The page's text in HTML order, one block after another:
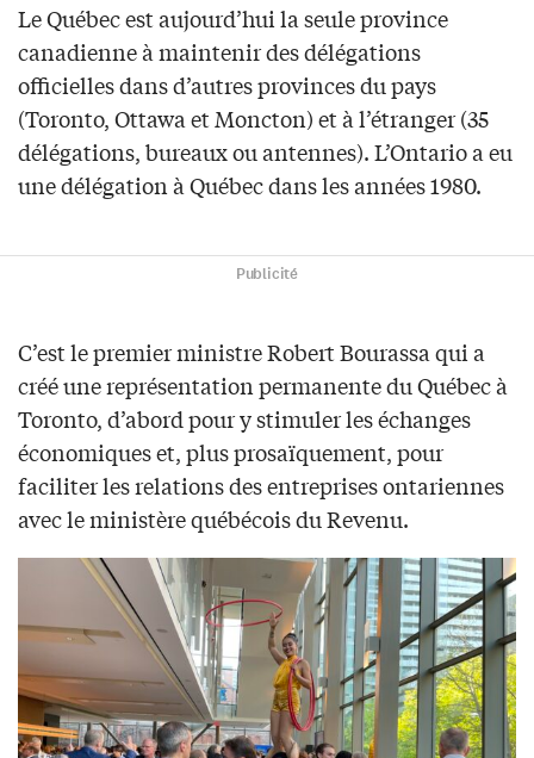
Le Québec est aujourd’hui la seule province
canadienne à maintenir des délégations
officielles dans d’autres provinces du pays
(Toronto, Ottawa et Moncton) et à l’étranger (35
délégations, bureaux ou antennes). L’Ontario a eu
une délégation à Québec dans les années 1980.
Publicité
C’est le premier ministre Robert Bourassa qui a
créé une représentation permanente du Québec à
Toronto, d’abord pour y stimuler les échanges
économiques et, plus prosaïquement, pour
faciliter les relations des entreprises ontariennes
avec le ministère québécois du Revenu.